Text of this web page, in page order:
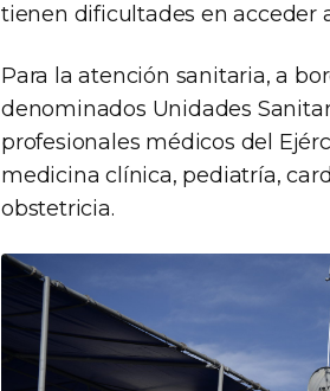
tienen dificultades en acceder
Para la atención sanitaria, a
denominados Unidades
profesionales médicos del
medicina clínica, pediatría,
obstetricia.